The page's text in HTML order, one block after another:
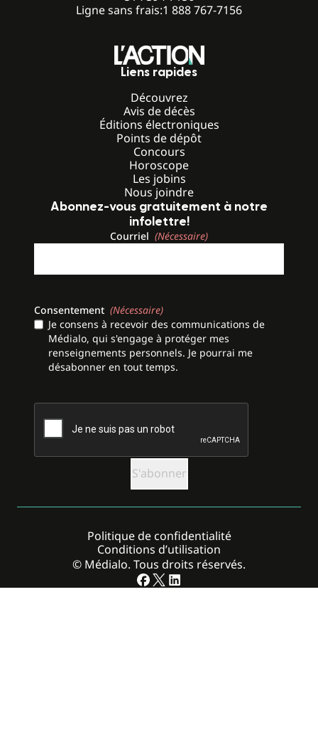
Ligne sans frais:1 888 767-7156
Liens rapides
Découvrez
Avis de décès
Éditions électroniques
Points de dépôt
Concours
Horoscope
Les jobins
Nous joindre
Abonnez-vous gratuitement à notre
infolettre!
Courriel (Nécessaire)
Consentement (Nécessaire)
Je consens à recevoir des communications de
Médialo, qui s'engage à protéger mes
renseignements personnels. Je pourrai me
désabonner en tout temps.
CAPTCHA
© Médialo. Tous droits réservés.
Politique de confidentialité
Conditions d’utilisation